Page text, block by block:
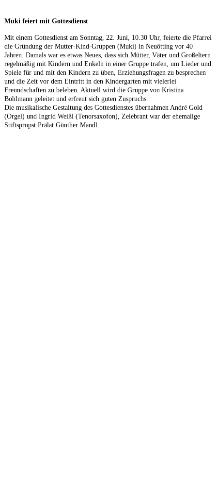
Muki feiert mit Gottesdienst
Mit einem Gottesdienst am Sonntag, 22. Juni, 10.30 Uhr, feierte die Pfarrei
die Gründung der Mutter-Kind-Gruppen (Muki) in Neuötting vor 40
Jahren. Damals war es etwas Neues, dass sich Mütter, Väter und Großeltern
regelmäßig mit Kindern und Enkeln in einer Gruppe trafen, um Lieder und
Spiele für und mit den Kindern zu üben, Erziehungsfragen zu besprechen
und die Zeit vor dem Eintritt in den Kindergarten mit vielerlei
Freundschaften zu beleben. Aktuell wird die Gruppe von Kristina
Bohlmann geleitet und erfreut sich guten Zuspruchs.
Die musikalische Gestaltung des Gottesdienstes übernahmen André Gold
(Orgel) und Ingrid Weißl (Tenorsaxofon), Zelebrant war der ehemalige
Stiftspropst Prälat Günther Mandl.